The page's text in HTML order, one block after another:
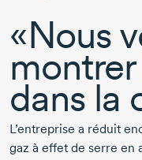
«Nous
montrer
dans la
L’entreprise a réduit
gaz à effet de serre en